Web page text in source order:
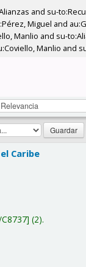
and su-
Miguel and
Manlio and su-
Manlio and
Caribe
(2).